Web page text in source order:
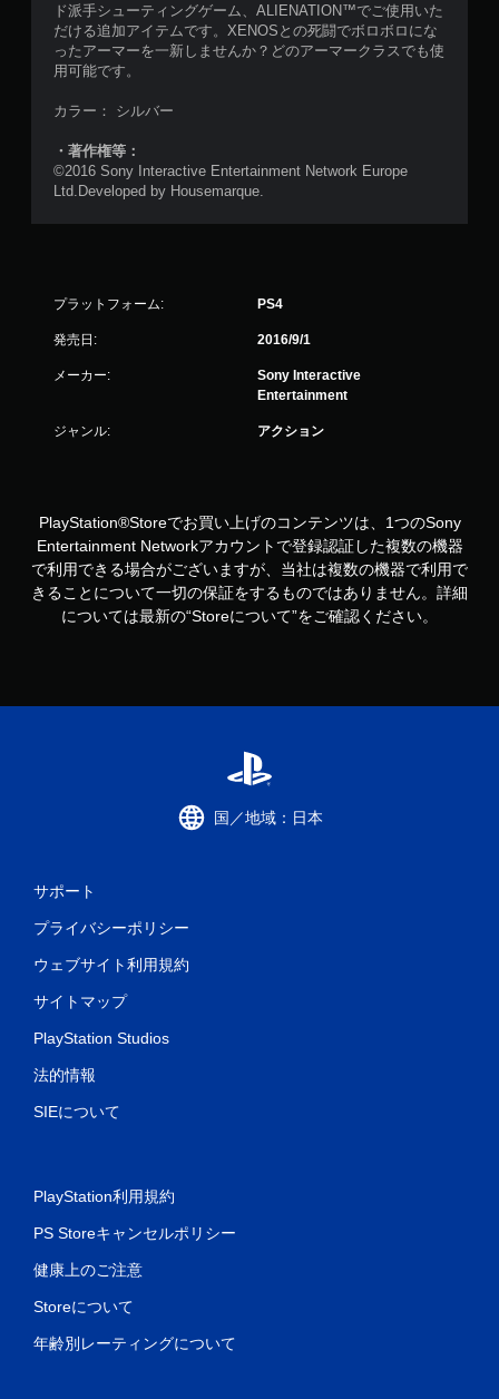
ド派手シューティングゲーム、ALIENATION™でご使用いた
だける追加アイテムです。XENOSとの死闘でボロボロにな
ったアーマーを一新しませんか？どのアーマークラスでも使
用可能です。
カラー： シルバー
・著作権等：
©2016 Sony Interactive Entertainment Network Europe
Ltd.Developed by Housemarque.
プラットフォーム: PS4
発売日: 2016/9/1
メーカー:
Sony Interactive
Entertainment
ジャンル: アクション
PlayStation®Storeでお買い上げのコンテンツは、1つのSony
Entertainment Networkアカウントで登録認証した複数の機器
で利用できる場合がございますが、当社は複数の機器で利用で
きることについて一切の保証をするものではありません。詳細
については最新の“Storeについて”をご確認ください。
国／地域：日本
サポート
プライバシーポリシー
ウェブサイト利用規約
サイトマップ
PlayStation Studios
法的情報
SIEについて
PlayStation利用規約
PS Storeキャンセルポリシー
健康上のご注意
Storeについて
年齢別レーティングについて